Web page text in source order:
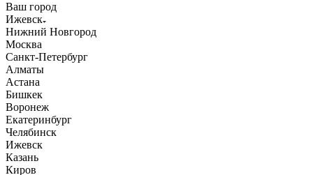
Ваш город
Ижевск
Нижний Новгород
Москва
Санкт-Петербург
Алматы
Астана
Бишкек
Воронеж
Екатеринбург
Челябинск
Ижевск
Казань
Киров